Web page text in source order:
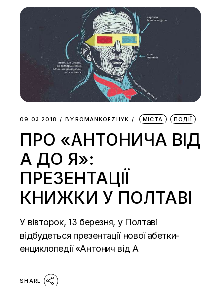
09.03.2018 BY ROMANKORZHYK МІСТА ПОДІЇ
ПРО «АНТОНИЧА ВІД
А ДО Я»:
ПРЕЗЕНТАЦІЇ
КНИЖКИ У ПОЛТАВІ
У вівторок, 13 березня, у Полтаві
відбудеться презентації нової абетки-
енциклопедії «Антонич від А
SHARE